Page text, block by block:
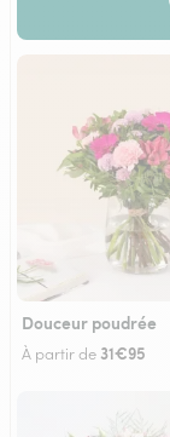
Douceur poudrée
À partir de 31€95